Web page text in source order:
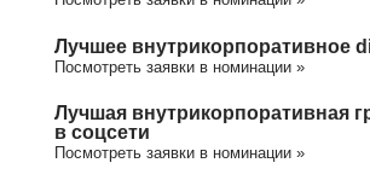
Лучшее внутрикорпоративное
Посмотреть заявки в номинации »
Лучшая внутрикорпоративная
в соцсети
Посмотреть заявки в номинации »